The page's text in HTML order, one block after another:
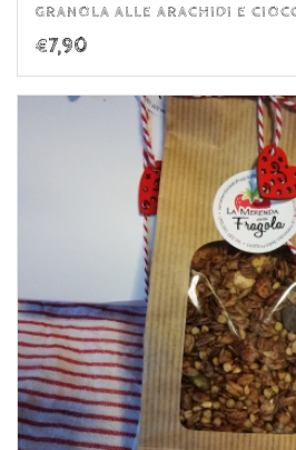
GRANOLA ALLE ARACHIDI E
€7,90